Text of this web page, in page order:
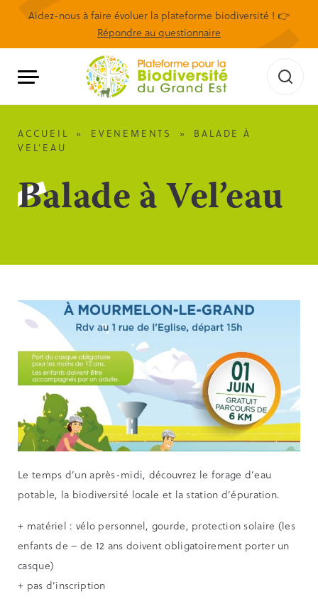
Aidez-nous à faire évoluer la plateforme biodiversité ! 👉
Répondre au questionnaire
ACCUEIL » EVENEMENTS »
BALADE À
VEL’EAU
Balade à Vel’eau
Le temps d’un après-midi, découvrez le forage d’eau
potable, la biodiversité locale et la station d’épuration.
+ matériel : vélo personnel, gourde, protection solaire (les
enfants de – de 12 ans doivent obligatoirement porter un
casque)
+ pas d’inscription